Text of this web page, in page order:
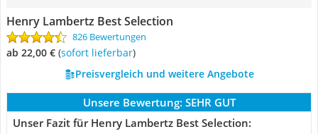
Henry Lambertz Best Selection
826 Bewertungen
ab 22,00 € ( Sofort lieferbar)
Preisvergleich und weitere Angebote
Unsere Bewertung: SEHR GUT
Unser Fazit für Henry Lambertz Best Selection: